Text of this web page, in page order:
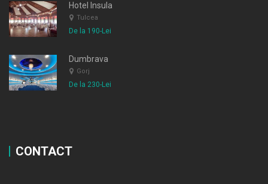
Hotel Insula
Tulcea
De la 190-Lei
Dumbrava
Gorj
De la 230-Lei
CONTACT